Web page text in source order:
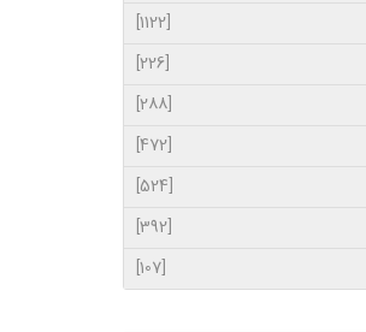
[1122]
[226]
[288]
[472]
[524]
[392]
[107]